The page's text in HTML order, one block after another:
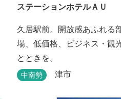
ステーションホテルＡＵ
久居駅前。開放感あふれる
場、低価格、ビジネス・観
とときを。
中南勢 津市